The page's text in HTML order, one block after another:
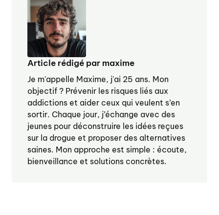
Article rédigé par maxime
Je m'appelle Maxime, j'ai 25 ans. Mon
objectif ? Prévenir les risques liés aux
addictions et aider ceux qui veulent s’en
sortir. Chaque jour, j’échange avec des
jeunes pour déconstruire les idées reçues
sur la drogue et proposer des alternatives
saines. Mon approche est simple : écoute,
bienveillance et solutions concrètes.